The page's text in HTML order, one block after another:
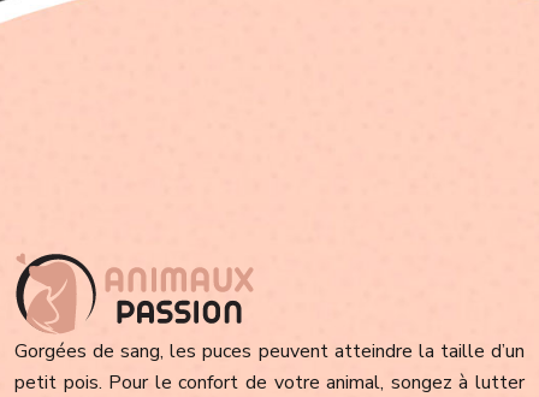
Gorgées de sang, les puces peuvent atteindre la taille d’un
petit pois. Pour le confort de votre animal, songez à lutter